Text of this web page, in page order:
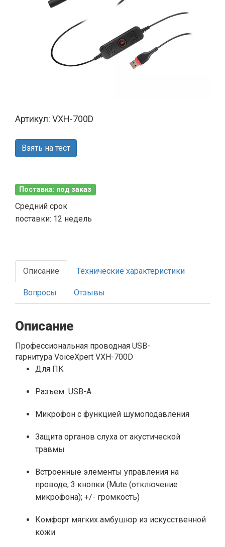
Артикул: VXH-700D
Взять на тест
Поставка: под заказ
Средний срок
поставки: 12 недель
Описание Технические характеристики
Вопросы Отзывы
Описание
Профессиональная проводная USB-
гарнитура VoiceXpert VXH-700D
Для ПК
Разъем USB-A
Микрофон с функцией шумоподавления
Защита органов слуха от акустической
травмы
Встроенные элементы управления на
проводе, 3 кнопки (Mute (отключение
микрофона); +/- громкость)
Комфорт мягких амбушюр из искусственной
кожи